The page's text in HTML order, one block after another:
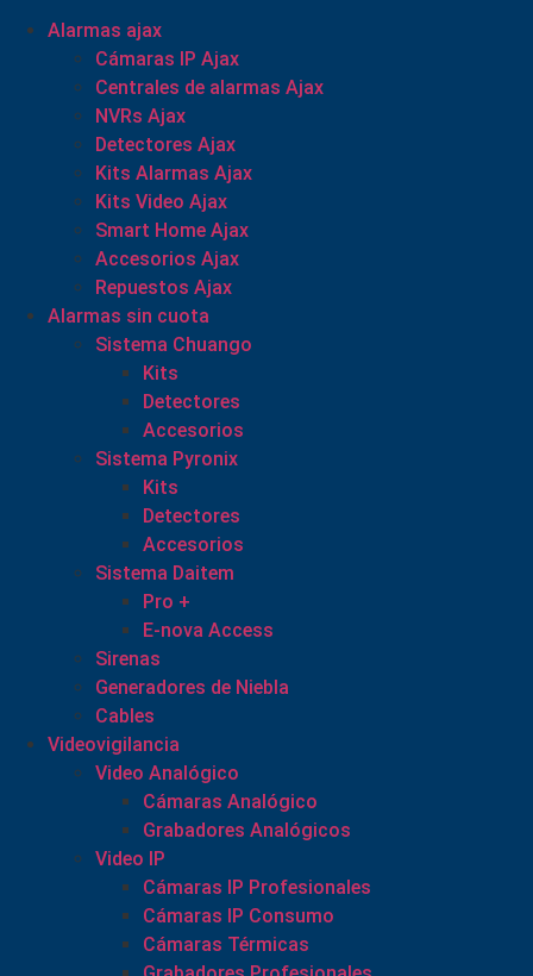
Alarmas ajax
Cámaras IP Ajax
Centrales de alarmas Ajax
NVRs Ajax
Detectores Ajax
Kits Alarmas Ajax
Kits Video Ajax
Smart Home Ajax
Accesorios Ajax
Repuestos Ajax
Alarmas sin cuota
Sistema Chuango
Kits
Detectores
Accesorios
Sistema Pyronix
Kits
Detectores
Accesorios
Sistema Daitem
Pro +
E-nova Access
Sirenas
Generadores de Niebla
Cables
Videovigilancia
Video Analógico
Cámaras Analógico
Grabadores Analógicos
Video IP
Cámaras IP Profesionales
Cámaras IP Consumo
Cámaras Térmicas